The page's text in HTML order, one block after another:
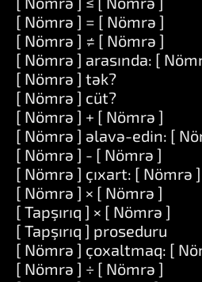
[ Nömrə ] = [ Nömrə ]
[ Nömrə ] ≠ [ Nömrə ]
[ Nömrə ] arasında: [
[ Nömrə ] tək?
[ Nömrə ] cüt?
[ Nömrə ] + [ Nömrə ]
[ Nömrə ] əlavə-edin: [
[ Nömrə ] - [ Nömrə ]
[ Nömrə ] çıxart: [ Nömrə ]
[ Nömrə ] × [ Nömrə ]
[ Tapşırıq ] × [ Nömrə ]
[ Tapşırıq ] proseduru
[ Nömrə ] çoxaltmaq: [
[ Nömrə ] ÷ [ Nömrə ]